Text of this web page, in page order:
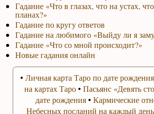
Гадание «Что в глазах, что на устах,
планах?»
Гадание по кругу ответов
Гадание на любимого «Выйду ли я
Гадание «Что со мной происходит?»
Новые гадания онлайн
• Личная карта Таро по дате рождения
на картах Таро• Пасьянс «Девять
дате рождения•Кармические
Небесных посланий на каждый день